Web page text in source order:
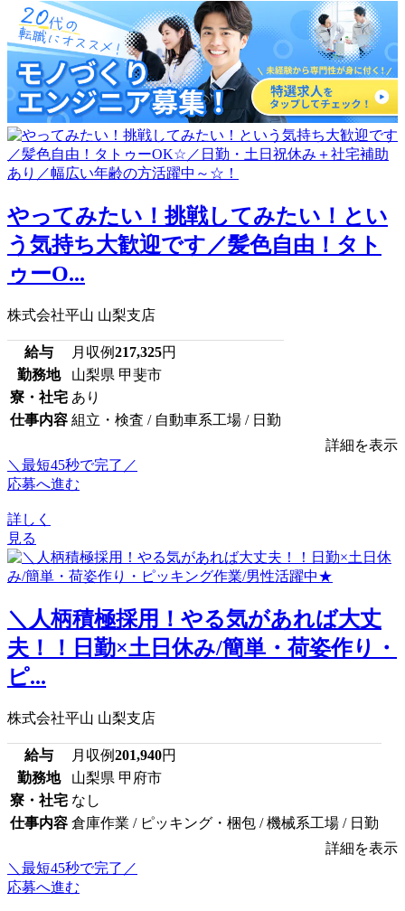
やってみたい！挑戦してみたい！とい
う気持ち大歓迎です／髪色自由！タト
ゥーO...
株式会社平山 山梨支店
給与 月収例217,325円
勤務地
山梨県 甲斐市
寮・社宅 あり
仕事内容 組立・検査 / 自動車系工場 / 日勤
詳細を表示
＼最短45秒で完了／
応募へ進む
詳しく
見る
＼人柄積極採用！やる気があれば大丈
夫！！日勤×土日休み/簡単・荷姿作り・
ピ...
株式会社平山 山梨支店
給与 月収例201,940円
勤務地
山梨県 甲府市
寮・社宅 なし
仕事内容 倉庫作業 / ピッキング・梱包 / 機械系工場 / 日勤
詳細を表示
＼最短45秒で完了／
応募へ進む